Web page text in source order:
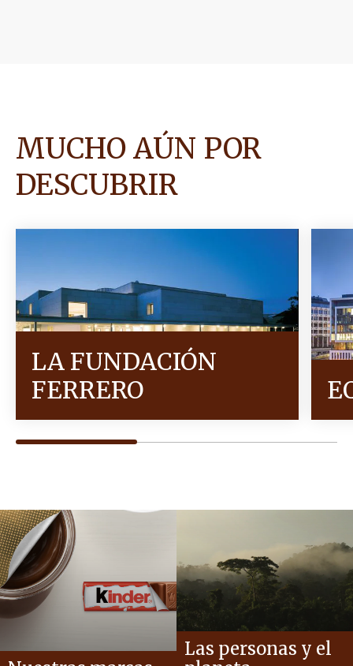
MUCHO AÚN POR
DESCUBRIR
LA FUNDACIÓN
FERRERO
Las personas y el